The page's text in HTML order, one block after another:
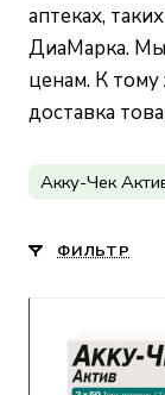
аптеках,
ДиаМарка. Мы
ценам. К
доставка
Акку-Чек
ФИЛЬТР